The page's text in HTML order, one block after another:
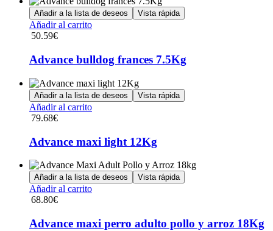
se
pueden
elegir
página
producto
Añadir a la lista de deseos Vista rápida
Añadir al carrito
50.59€
Advance bulldog frances 7.5Kg
Añadir a la lista de deseos Vista rápida
Añadir al carrito
79.68€
Advance maxi light 12Kg
Añadir a la lista de deseos Vista rápida
Añadir al carrito
68.80€
Advance maxi perro adulto pollo y arroz 18Kg